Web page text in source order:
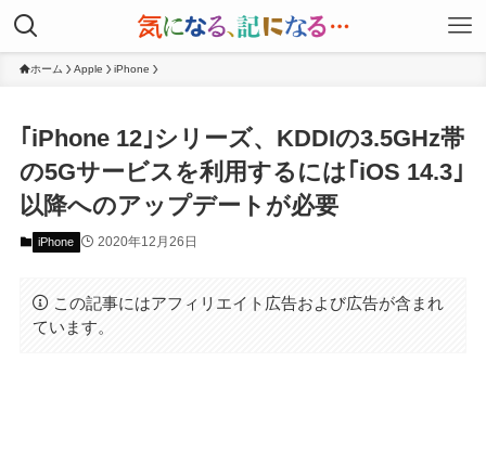
ホーム Apple iPhone
｢iPhone 12｣シリーズ、KDDIの3.5GHz帯
の5Gサービスを利用するには｢iOS 14.3｣
以降へのアップデートが必要
iPhone 2020年12月26日
この記事にはアフィリエイト広告および広告が含まれ
ています。